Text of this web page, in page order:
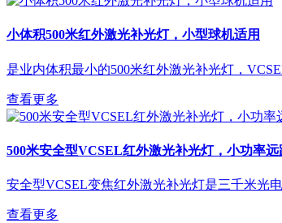
小体积500米红外激光补光灯，小型球机适用
是业内体积最小的500米红外激光补光灯，
查看更多
500米安全型VCSEL红外激光补光灯，小功率远
安全型VCSEL变焦红外激光补光灯是三千米光
查看更多